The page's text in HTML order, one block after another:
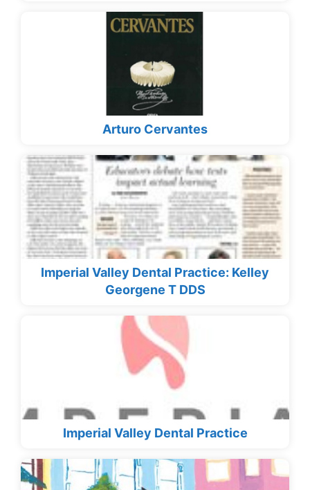
Arturo Cervantes
Imperial Valley Dental Practice: Kelley
Georgene T DDS
Imperial Valley Dental Practice